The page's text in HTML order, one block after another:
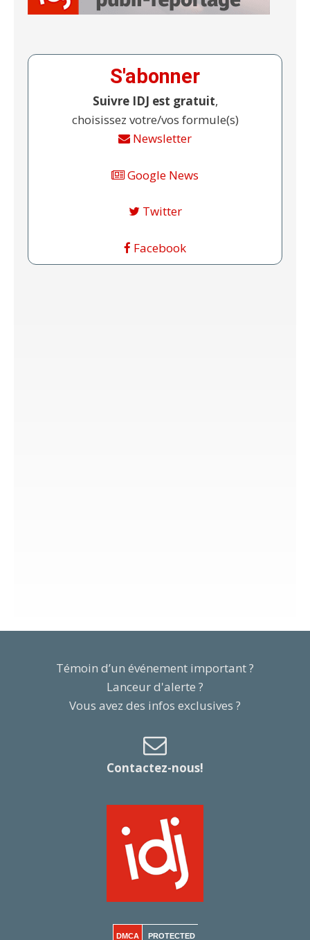
S'abonner
Suivre IDJ est gratuit,
choisissez votre/vos formule(s)
Newsletter
Google News
Twitter
Facebook
Témoin d’un événement important ?
Lanceur d'alerte ?
Vous avez des infos exclusives ?
Contactez-nous!
DMCA PROTECTED